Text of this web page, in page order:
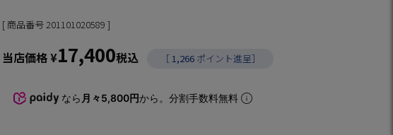
商品番号201101020589
当店価格¥17,400税込 ［1,266 ポイント進呈］
なら 月々5,800円から。分割手数料無料